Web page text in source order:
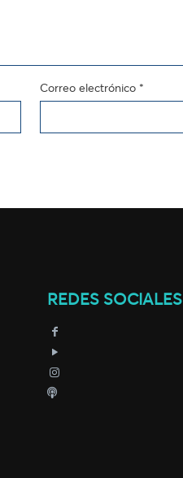
Correo electrónico *
REDES SOCIALES